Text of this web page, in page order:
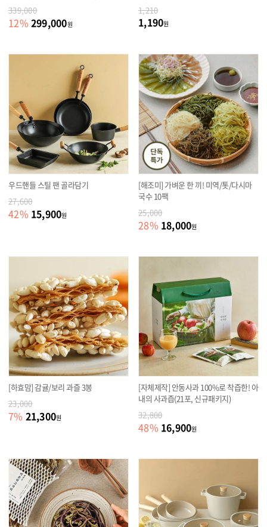
339,000
12% 299,000원
1,210
1,190원
우드핸들 스틸 팬 골라담기
27,600
42% 15,900원
[해조미] 가벼운 한 끼! 미역/톳/다시마
국수 10팩
25,000
28% 18,000원
[하효맘] 감귤/보리 과즐 3봉
23,000
7% 21,300원
[자체제작] 안동사과 100%로 착즙한! 아
내의 사과즙(21포, 신규패키지)
32,800
48% 16,900원